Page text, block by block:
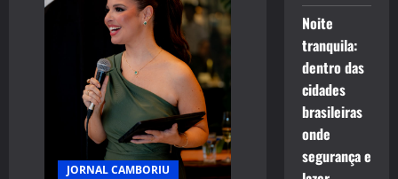
JORNAL CAMBORIU
Noite
tranquila:
dentro das
cidades
brasileiras
onde
segurança e